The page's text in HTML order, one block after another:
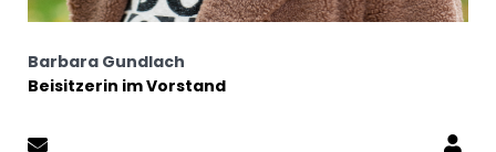
Barbara Gundlach
Beisitzerin im Vorstand